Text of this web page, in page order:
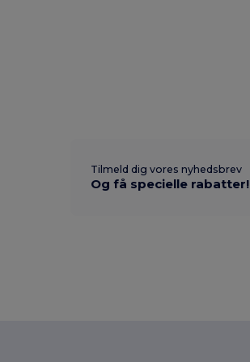
Tilmeld dig vores nyhedsbrev
Og få specielle rabatter!